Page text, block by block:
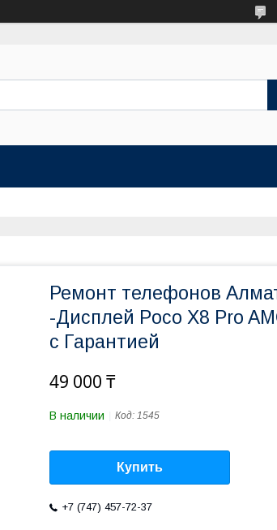
Ремонт телефонов
-Дисплей Poco X8 Pro
с Гарантией
49 000 ₸
В наличии Код: 1545
Купить
+7 (747) 457-72-37